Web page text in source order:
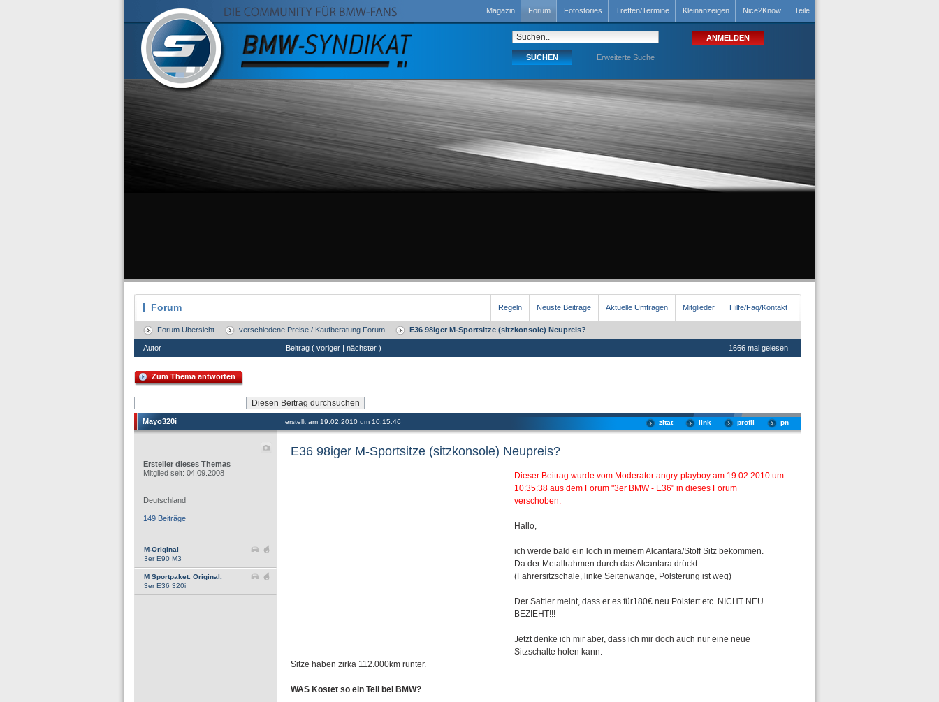
Magazin Forum Fotostories Treffen/Termine Kleinanzeigen Nice2Know Teile
Erweiterte Suche
Forum Regeln Neuste Beiträge Aktuelle Umfragen Mitglieder Hilfe/Faq/Kontakt
Forum Übersicht verschiedene Preise / Kaufberatung Forum E36 98iger M-Sportsitze (sitzkonsole) Neupreis?
Autor Beitrag ( voriger | nächster ) 1666 mal gelesen
Zum Thema antworten
Mayo320i erstellt am 19.02.2010 um 10:15:46 pn
profil
link
zitat
Ersteller dieses Themas
Mitglied seit: 04.09.2008
Deutschland
149 Beiträge
M-Original
3er E90 M3
M Sportpaket. Original.
3er E36 320i
E36 98iger M-Sportsitze (sitzkonsole) Neupreis?
Dieser Beitrag wurde vom Moderator angry-playboy am 19.02.2010 um
10:35:38 aus dem Forum "3er BMW - E36" in dieses Forum
verschoben.
Hallo,
ich werde bald ein loch in meinem Alcantara/Stoff Sitz bekommen.
Da der Metallrahmen durch das Alcantara drückt.
(Fahrersitzschale, linke Seitenwange, Polsterung ist weg)
Der Sattler meint, dass er es für180€ neu Polstert etc. NICHT NEU
BEZIEHT!!!
Jetzt denke ich mir aber, dass ich mir doch auch nur eine neue
Sitzschalte holen kann.
Sitze haben zirka 112.000km runter.
WAS Kostet so ein Teil bei BMW?